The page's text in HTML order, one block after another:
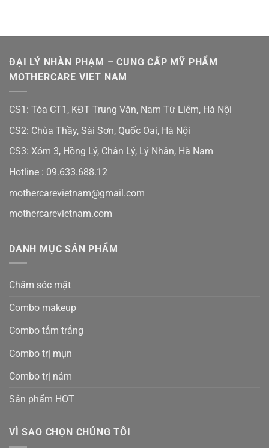
ĐẠI LÝ NHÀN PHẠM – CUNG CẤP MỸ PHẨM
MOTHERCARE VIET NAM
CS1: Tòa CT1, KĐT Trung Văn, Nam Từ Liêm, Hà Nội
CS2: Chùa Thầy, Sài Sơn, Quốc Oai, Hà Nội
CS3: Xóm 3, Hồng Lý, Chân Lý, Lý Nhân, Hà Nam
Hotline : 09.633.688.12
mothercarevietnam@gmail.com
mothercarevietnam.com
DANH MỤC SẢN PHẨM
Chăm sóc mặt
Combo makeup
Combo tắm trắng
Combo trị mụn
Combo trị nám
Sản phẩm HOT
VÌ SAO CHỌN CHÚNG TÔI